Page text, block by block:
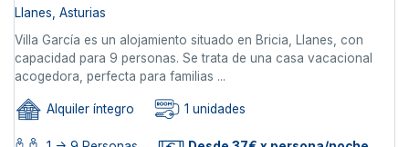
Llanes, Asturias
Villa García es un alojamiento situado en Bricia, Llanes, con
capacidad para 9 personas. Se trata de una casa vacacional
acogedora, perfecta para familias ...
Alquiler íntegro 1 unidades